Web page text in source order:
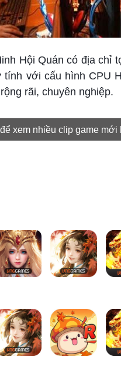
Hội Quán có địa
với cấu hình CPU
rãi, chuyên nghiệp.
xem nhiều clip game mới